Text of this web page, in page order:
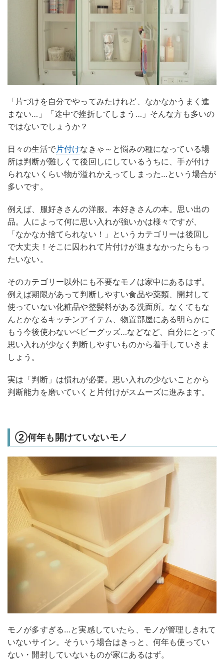
「片づけを自分でやってみたけれど、なかなかうまく進
まない…」「途中で挫折してしまう…」そんな方も多いの
ではないでしょうか？
日々の生活で片付けなきゃ～と悩みの種になっている場
所は判断が難しくて後回しにしているうちに、手が付け
られないくらい物が溢れかえってしまった…という場合が
多いです。
例えば、服好きさんの洋服。本好きさんの本。思い出の
品。人によって何に思い入れが強いかは様々ですが、
「なかなか捨てられない！」というカテゴリーは後回し
で大丈夫！そこに囚われて片付けが進まなかったらもっ
たいない。
そのカテゴリー以外にも不要なモノは家中にあるはず。
例えば期限があって判断しやすい食品や薬類、開封して
使っていない化粧品や整髪料がある洗面所。なくてもな
んとかなるキッチンアイテム、物置部屋にある明らかに
もう今後使わないベビーグッズ…などなど、自分にとって
思い入れが少なく判断しやすいものから着手していきま
しょう。
実は「判断」は慣れが必要。思い入れの少ないことから
判断能力を磨いていくと片付けがスムーズに進みます。
②何年も開けていないモノ
モノが多すぎる…と実感していたら、モノが管理しきれて
いないサイン。そういう場合はきっと、何年も使ってい
ない・開封していないものが家にあるはず。